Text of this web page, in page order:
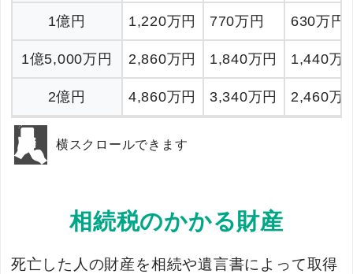
1億円 1,220万円 770万円 630万円
1億5,000万円 2,860万円 1,840万円 1,440万
2億円 4,860万円 3,340万円 2,460万
横スクロールできます
相続税のかかる財産
死亡した人の財産を相続や遺言書によって取得